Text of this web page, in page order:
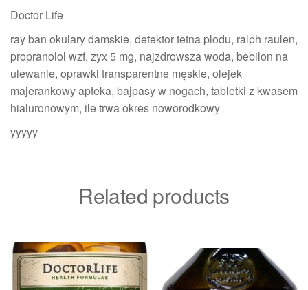
Doctor Life
ray ban okulary damskie, detektor tetna plodu, ralph raulen,
propranolol wzf, zyx 5 mg, najzdrowsza woda, bebilon na
ulewanie, oprawki transparentne męskie, olejek
majerankowy apteka, bajpasy w nogach, tabletki z kwasem
hialuronowym, ile trwa okres noworodkowy
yyyyy
Related products